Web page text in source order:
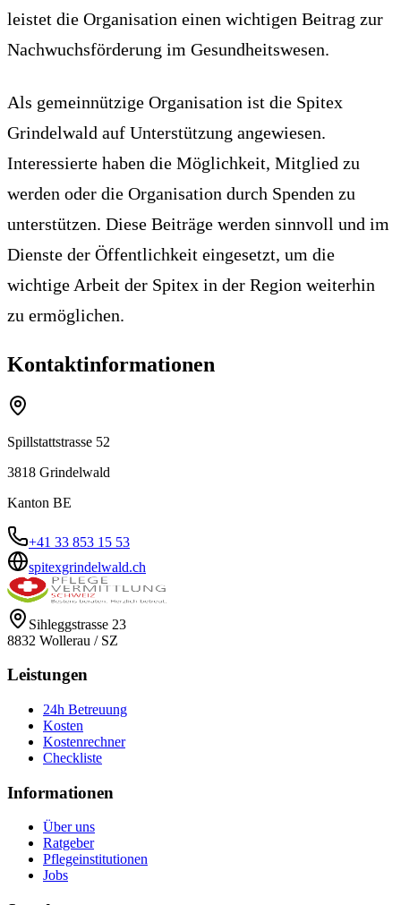
leistet die Organisation einen wichtigen Beitrag zur
Nachwuchsförderung im Gesundheitswesen.
Als gemeinnützige Organisation ist die Spitex
Grindelwald auf Unterstützung angewiesen.
Interessierte haben die Möglichkeit, Mitglied zu
werden oder die Organisation durch Spenden zu
unterstützen. Diese Beiträge werden sinnvoll und im
Dienste der Öffentlichkeit eingesetzt, um die
wichtige Arbeit der Spitex in der Region weiterhin
zu ermöglichen.
Kontaktinformationen
Spillstattstrasse 52
3818 Grindelwald
Kanton BE
+41 33 853 15 53
spitexgrindelwald.ch
Sihleggstrasse 23
8832 Wollerau / SZ
Leistungen
24h Betreuung
Kosten
Kostenrechner
Checkliste
Informationen
Über uns
Ratgeber
Pflegeinstitutionen
Jobs